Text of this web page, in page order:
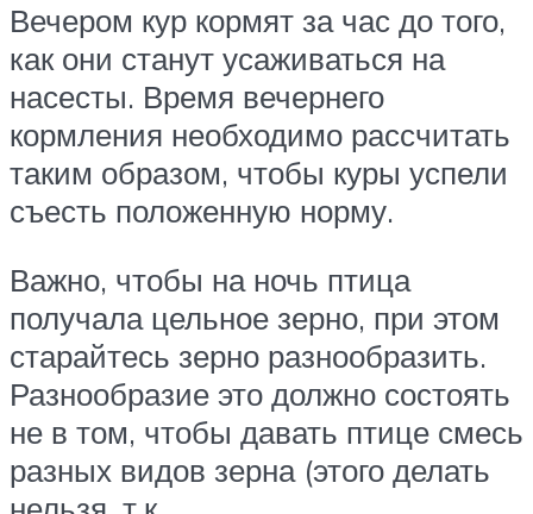
Вечером кур кормят за час до того,
как они станут усаживаться на
насесты. Время вечернего
кормления необходимо рассчитать
таким образом, чтобы куры успели
съесть положенную норму.
Важно, чтобы на ночь птица
получала цельное зерно, при этом
старайтесь зерно разнообразить.
Разнообразие это должно состоять
не в том, чтобы давать птице смесь
разных видов зерна (этого делать